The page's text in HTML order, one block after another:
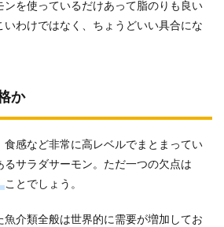
ンを使っているだけあって脂のりも良い
いわけではなく、ちょうどいい具合にな
か
食感など非常に高レベルでまとまってい
るサラダサーモン。ただ一つの欠点は
ことでしょう。
介類全般は世界的に需要が増加してお